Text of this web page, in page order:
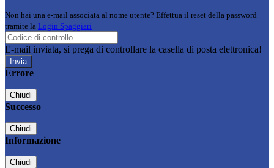
Non hai una e-mail associata al nome utente? Effettua il reset della password
tramite la Login Spaggiari
E-mail inviata, si prega di controllare la casella di posta elettronica!
Errore
Chiudi
Successo
Chiudi
Informazione
Chiudi